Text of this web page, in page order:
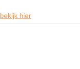
bekijk hier